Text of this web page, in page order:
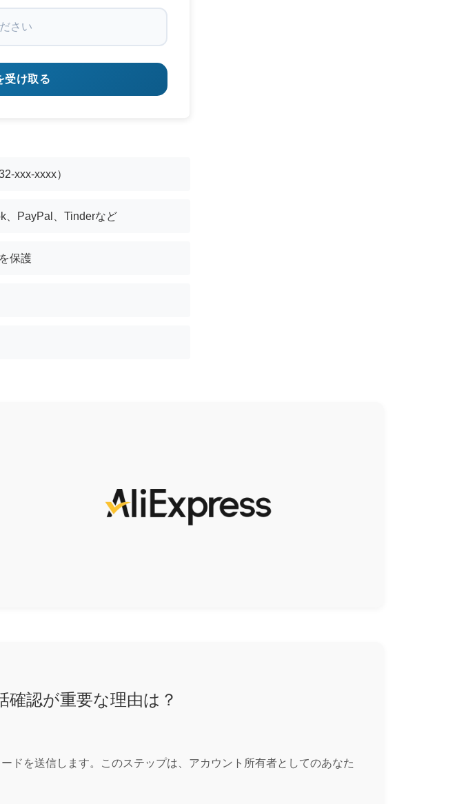
受け取る
xxx-xxxx）
、PayPal、Tinderなど
保護
確認が重要な理由は？
ドを送信します。このステップは、アカウント所有者としてのあなた